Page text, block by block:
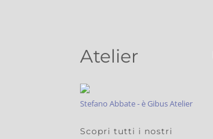
Atelier
Stefano Abbate - è Gibus Atelier
Scopri tutti i nostri